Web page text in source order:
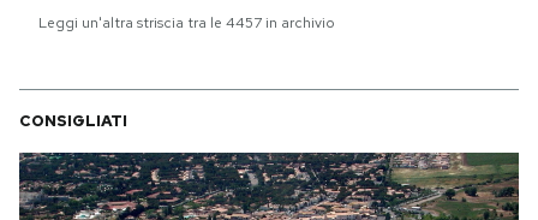
NEWSLETTER
I MIEI PREFERITI
SHOP
Leggi un'altra striscia tra le 4457 in archivio
CONSIGLIATI